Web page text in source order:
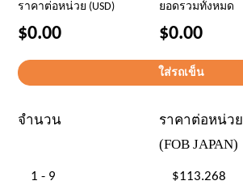
ราคาต่อหน่วย (USD) ยอดรวมทั้งหมด
$0.00 $0.00
จำนวน
ราคาต่อหน่วย
(FOB JAPAN)
1 - 9
$113.268